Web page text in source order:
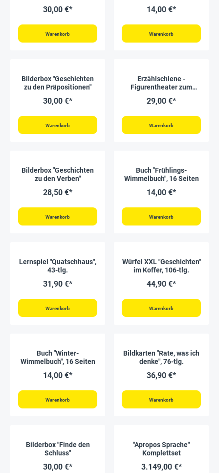
30,00 €*
Warenkorb
14,00 €*
Warenkorb
Bilderbox "Geschichten
zu den Präpositionen"
30,00 €*
Warenkorb
Erzählschiene -
Figurentheater zum
29,00 €*
Warenkorb
Bilderbox "Geschichten
zu den Verben"
28,50 €*
Warenkorb
Buch "Frühlings-
Wimmelbuch", 16 Seiten
14,00 €*
Warenkorb
Lernspiel "Quatschhaus",
43-tlg.
31,90 €*
Warenkorb
Würfel XXL "Geschichten"
im Koffer, 106-tlg.
44,90 €*
Warenkorb
Buch "Winter-
Wimmelbuch", 16 Seiten
14,00 €*
Warenkorb
Bildkarten "Rate, was ich
denke", 76-tlg.
36,90 €*
Warenkorb
Bilderbox "Finde den
Schluss"
30,00 €*
"Apropos Sprache"
Komplettset
3.149,00 €*